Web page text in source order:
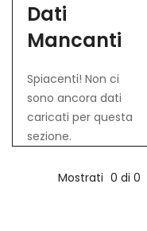
Dati
Mancanti
Spiacenti! Non ci
sono ancora dati
caricati per questa
sezione.
Mostrati 0 di 0